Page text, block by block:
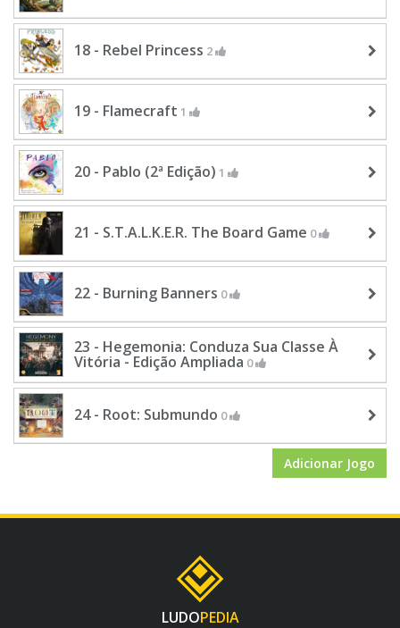
18 - Rebel Princess 2
19 - Flamecraft 1
20 - Pablo (2ª Edição) 1
21 - S.T.A.L.K.E.R. The Board Game 0
22 - Burning Banners 0
23 - Hegemonia: Conduza Sua Classe À
Vitória - Edição Ampliada 0
24 - Root: Submundo 0
Adicionar Jogo
LUDOPEDIA